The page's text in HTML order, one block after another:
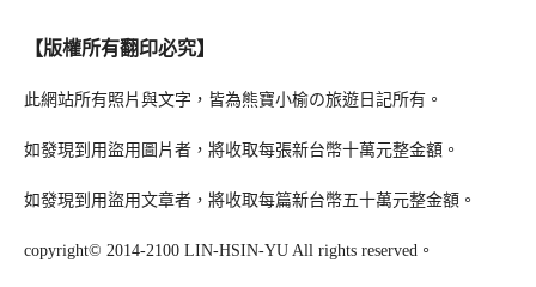
【版權所有翻印必究】
此網站所有照片與文字，皆為熊寶小榆の旅遊日記所有。
如發現到用盜用圖片者，將收取每張新台幣十萬元整金額。
如發現到用盜用文章者，將收取每篇新台幣五十萬元整金額。
copyright© 2014-2100 LIN-HSIN-YU All rights reserved。